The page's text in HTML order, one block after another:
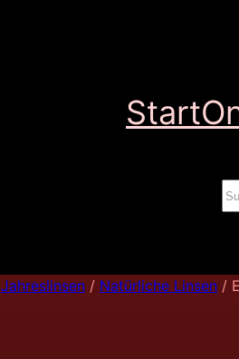
Start
S
u
e
Jahreslinsen / Natürliche Linsen /